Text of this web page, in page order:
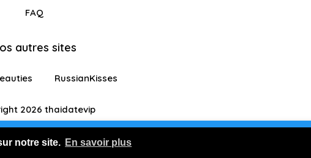
notre site. En savoir plus
Je m'inscris GRATUITEMENT
FAQ
autres sites
RussianKisses
2026 thaidatevip